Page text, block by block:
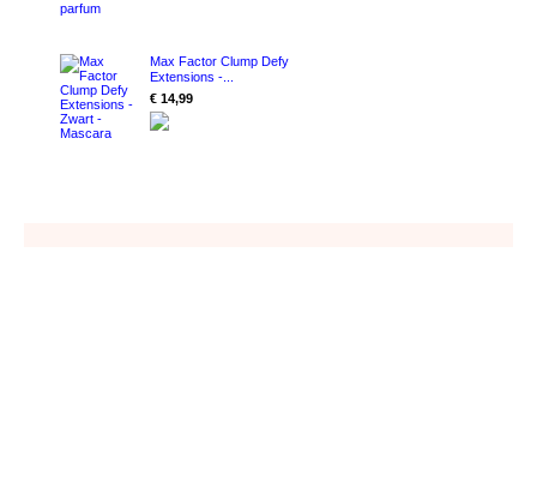
Max Factor Clump Defy
Extensions -...
€ 14,99